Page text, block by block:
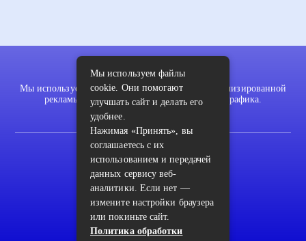
Мы используем файлы cookie для показа персонализированной
рекламы и/или контента и анализа нашего трафика.
Карта сайта
Пользовательское соглашение
Архив
Мы используем файлы
cookie. Они помогают
улучшать сайт и делать его
удобнее.
Нажимая «Принять», вы
соглашаетесь с их
использованием и передачей
данных сервису веб-
аналитики. Если нет —
измените настройки браузера
или покиньте сайт.
Политика обработки